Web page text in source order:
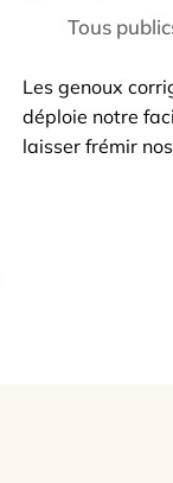
Tous
Les genoux
déploie notre
laisser frémir